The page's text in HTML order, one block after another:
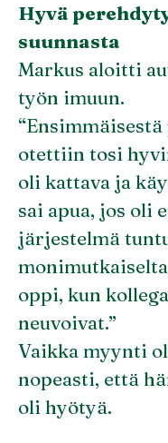
Hyvä
suunnasta
Markus aloitti
työn imuun.
otettiin tosi
oli kattava ja
sai apua, jos oli
järjestelmä
oppi, kun
neuvoivat.”
Vaikka myynti
nopeasti, että
oli hyötyä.